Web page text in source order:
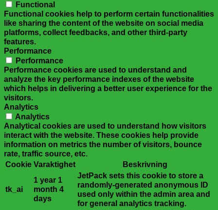
Functional
Functional cookies help to perform certain functionalities
like sharing the content of the website on social media
platforms, collect feedbacks, and other third-party
features.
Performance
Performance
Performance cookies are used to understand and
analyze the key performance indexes of the website
which helps in delivering a better user experience for the
visitors.
Analytics
Analytics
Analytical cookies are used to understand how visitors
interact with the website. These cookies help provide
information on metrics the number of visitors, bounce
rate, traffic source, etc.
Cookie Varaktighet Beskrivning
tk_ai
1 year 1
month 4
days
JetPack sets this cookie to store a
randomly-generated anonymous ID
used only within the admin area and
for general analytics tracking.